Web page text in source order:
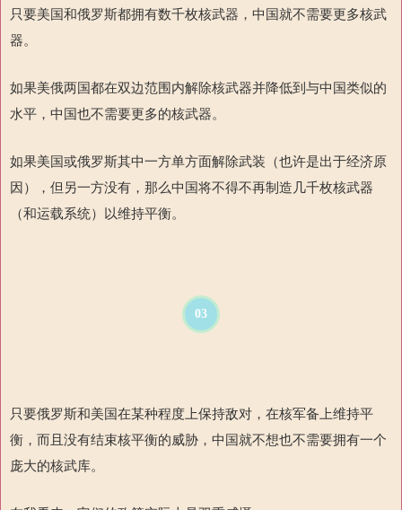
只要美国和俄罗斯都拥有数千枚核武器，中国就不需要更多核武
器。
如果美俄两国都在双边范围内解除核武器并降低到与中国类似的
水平，中国也不需要更多的核武器。
如果美国或俄罗斯其中一方单方面解除武装（也许是出于经济原
因），但另一方没有，那么中国将不得不再制造几千枚核武器
（和运载系统）以维持平衡。
03
只要俄罗斯和美国在某种程度上保持敌对，在核军备上维持平
衡，而且没有结束核平衡的威胁，中国就不想也不需要拥有一个
庞大的核武库。